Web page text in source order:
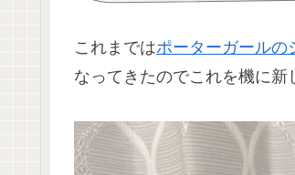
これまではポーターガールの
なってきたのでこれを機に新